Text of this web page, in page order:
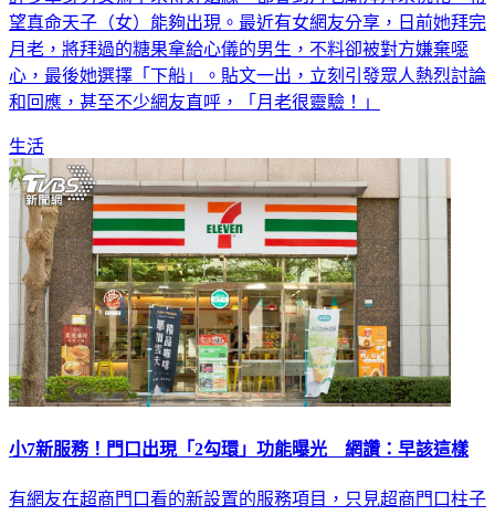
望真命天子（女）能夠出現。最近有女網友分享，日前她拜完
月老，將拜過的糖果拿給心儀的男生，不料卻被對方嫌棄噁
心，最後她選擇「下船」。貼文一出，立刻引發眾人熱烈討論
和回應，甚至不少網友直呼，「月老很靈驗！」
生活
小7新服務！門口出現「2勾環」功能曝光 網讚：早該這樣
有網友在超商門口看的新設置的服務項目，只見超商門口柱子